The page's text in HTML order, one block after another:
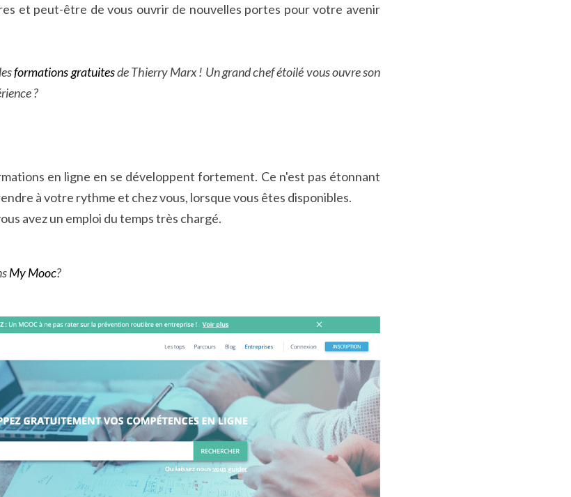
et peut-être de vous ouvrir de nouvelles portes pour votre avenir
formations gratuites de Thierry Marx ! Un grand chef étoilé vous ouvre son
?
en ligne en se développent fortement. Ce n'est pas étonnant
à votre rythme et chez vous, lorsque vous êtes disponibles.
avez un emploi du temps très chargé.
My Mooc?